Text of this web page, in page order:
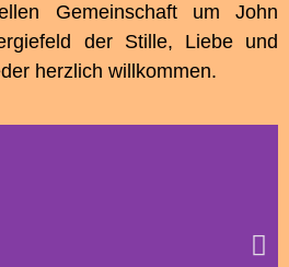
Gemeinschaft um John
der Stille, Liebe und
herzlich willkommen.